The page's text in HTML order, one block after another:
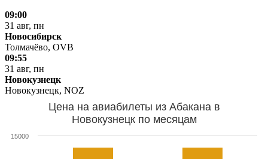
09:00
31 авг, пн
Новосибирск
Толмачёво, OVB
09:55
31 авг, пн
Новокузнецк
Новокузнецк, NOZ
Цена на авиабилеты из Абакана в
Новокузнецк по месяцам
15000